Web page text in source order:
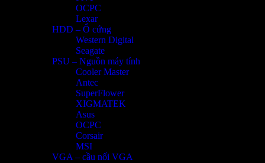
OCPC
Lexar
HDD – Ổ cứng
Western Digital
Seagate
PSU – Nguồn máy tính
Cooler Master
Antec
SuperFlower
XIGMATEK
Asus
OCPC
Corsair
MSI
VGA – cầu nối VGA